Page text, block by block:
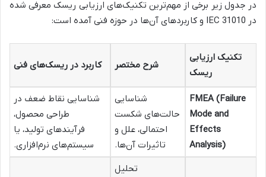
در جدول زیر برخی از مهم‌ترین تکنیک‌های ارزیابی ریسک معرفی شده
در IEC 31010 و کاربردهای آن‌ها در حوزه فنی آمده است:
تکنیک ارزیابی
ریسک
شرح مختصر کاربرد در ریسک‌های فنی
FMEA (Failure
Mode and
Effects
Analysis)
شناسایی
حالت‌های شکست
احتمالی، علل و
تاثیرات آن‌ها.
شناسایی نقاط ضعف در
طراحی محصول،
فرآیندهای تولید، یا
سیستم‌های نرم‌افزاری.
تحلیل